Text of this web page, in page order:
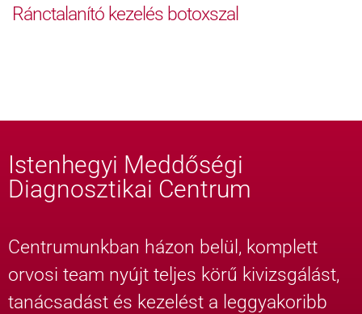
Ránctalanító kezelés botoxszal
Istenhegyi Meddőségi
Diagnosztikai Centrum
Centrumunkban házon belül, komplett
orvosi team nyújt teljes körű kivizsgálást,
tanácsadást és kezelést a leggyakoribb